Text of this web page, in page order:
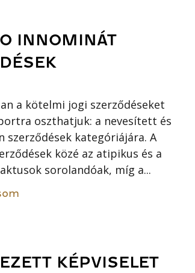
INNOMINÁT
a kötelmi jogi szerződéseket
oszthatjuk: a nevesített és
szerződések kategóriájára. A
közé az atipikus és a
sorolandóak, míg a...
KÉPVISELET